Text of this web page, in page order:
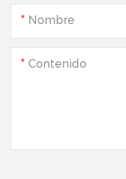
Nombre
Contenido